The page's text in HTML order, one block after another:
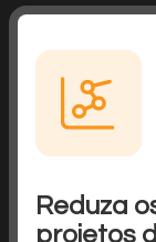
Reduza
projetos